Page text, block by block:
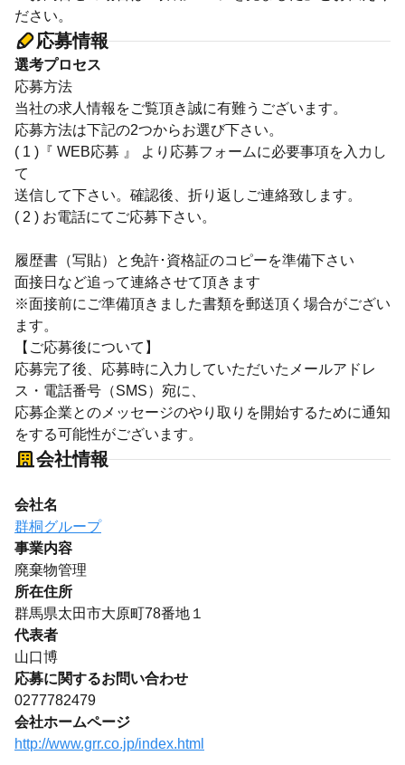
ださい。
応募情報
選考プロセス
応募方法
当社の求人情報をご覧頂き誠に有難うございます。
応募方法は下記の2つからお選び下さい。
( 1 )『 WEB応募 』 より応募フォームに必要事項を入力し
て
送信して下さい。確認後、折り返しご連絡致します。
( 2 ) お電話にてご応募下さい。
履歴書（写貼）と免許･資格証のコピーを準備下さい
⾯接⽇など追って連絡させて頂きます
※⾯接前にご準備頂きました書類を郵送頂く場合がござい
ます。
【ご応募後について】
応募完了後、応募時に入力していただいたメールアドレ
ス・電話番号（SMS）宛に、
応募企業とのメッセージのやり取りを開始するために通知
をする可能性がございます。
会社情報
会社名
群桐グループ
事業内容
廃棄物管理
所在住所
群馬県太田市大原町78番地１
代表者
山口博
応募に関するお問い合わせ
0277782479
会社ホームページ
http://www.grr.co.jp/index.html